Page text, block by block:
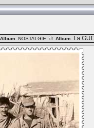
Album: NOSTALGIE Album: La